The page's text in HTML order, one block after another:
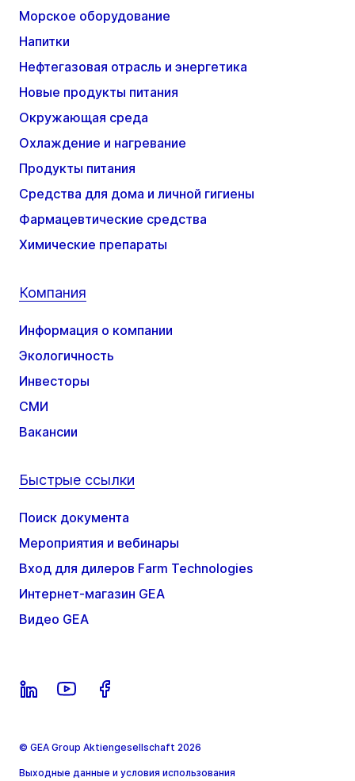
Морское оборудование
Напитки
Нефтегазовая отрасль и энергетика
Новые продукты питания
Окружающая среда
Охлаждение и нагревание
Продукты питания
Средства для дома и личной гигиены
Фармацевтические средства
Химические препараты
Компания
Информация о компании
Экологичность
Инвесторы
СМИ
Вакансии
Быстрые ссылки
Поиск документа
Мероприятия и вебинары
Вход для дилеров Farm Technologies
Интернет-магазин GEA
Видео GEA
© GEA Group Aktiengesellschaft 2026
Выходные данные и условия использования